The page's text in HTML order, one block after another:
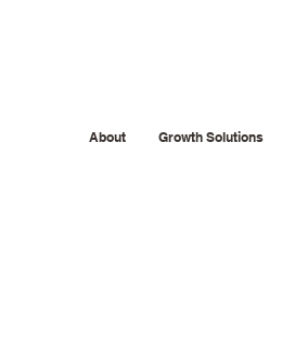
About Growth Solutions